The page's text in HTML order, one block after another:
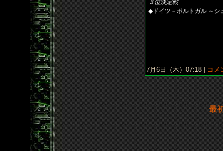
３位決定戦
◆ドイツ－ポルトガル ～シ
7月6日（木）07:18 | コメ
最